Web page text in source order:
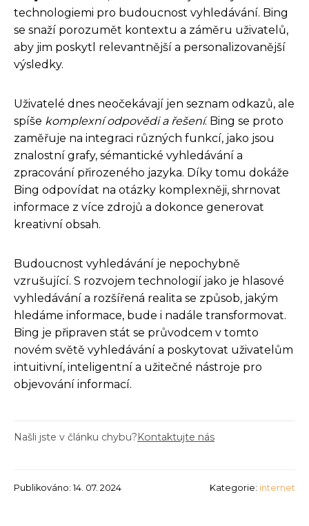
technologiemi pro budoucnost vyhledávání. Bing
se snaží porozumět kontextu a záměru uživatelů,
aby jim poskytl relevantnější a personalizovanější
výsledky.
Uživatelé dnes neočekávají jen seznam odkazů, ale
spíše komplexní odpovědi a řešení. Bing se proto
zaměřuje na integraci různých funkcí, jako jsou
znalostní grafy, sémantické vyhledávání a
zpracování přirozeného jazyka. Díky tomu dokáže
Bing odpovídat na otázky komplexněji, shrnovat
informace z více zdrojů a dokonce generovat
kreativní obsah.
Budoucnost vyhledávání je nepochybně
vzrušující. S rozvojem technologií jako je hlasové
vyhledávání a rozšířená realita se způsob, jakým
hledáme informace, bude i nadále transformovat.
Bing je připraven stát se průvodcem v tomto
novém světě vyhledávání a poskytovat uživatelům
intuitivní, inteligentní a užitečné nástroje pro
objevování informací.
Našli jste v článku chybu?Kontaktujte nás
Publikováno: 14. 07. 2024 Kategorie: internet